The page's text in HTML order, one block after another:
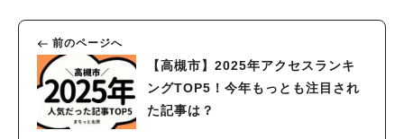
前のページへ
【高槻市】2025年アクセスランキ
ングTOP5！今年もっとも注目され
た記事は？